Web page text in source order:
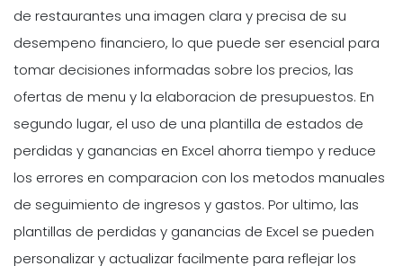
de restaurantes una imagen clara y precisa de su
desempeno financiero, lo que puede ser esencial para
tomar decisiones informadas sobre los precios, las
ofertas de menu y la elaboracion de presupuestos. En
segundo lugar, el uso de una plantilla de estados de
perdidas y ganancias en Excel ahorra tiempo y reduce
los errores en comparacion con los metodos manuales
de seguimiento de ingresos y gastos. Por ultimo, las
plantillas de perdidas y ganancias de Excel se pueden
personalizar y actualizar facilmente para reflejar los